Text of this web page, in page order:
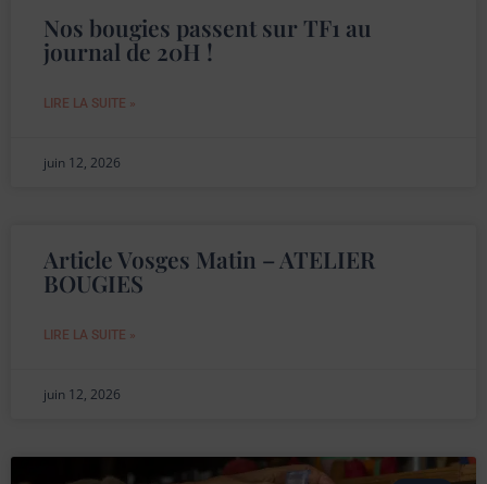
Nos bougies passent sur TF1 au
journal de 20H !
LIRE LA SUITE »
juin 12, 2026
Article Vosges Matin – ATELIER
BOUGIES
LIRE LA SUITE »
juin 12, 2026